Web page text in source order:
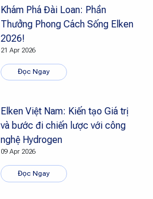
Khám Phá Đài Loan: Phần
Thưởng Phong Cách Sống Elken
2026!
21 Apr 2026
Đọc Ngay
Elken Việt Nam: Kiến tạo Giá trị
và bước đi chiến lược với công
nghệ Hydrogen
09 Apr 2026
Đọc Ngay